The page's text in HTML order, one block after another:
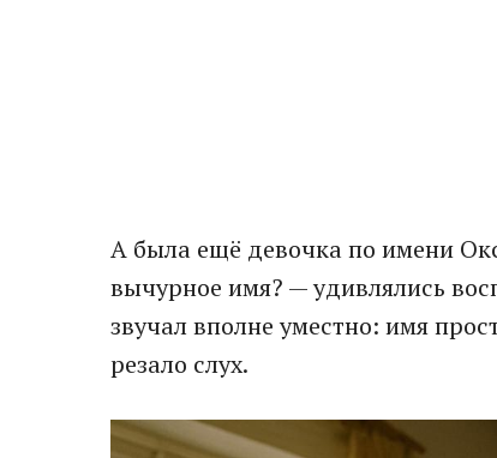
А была ещё девочка по имени
вычурное имя? — удивлялись
звучал вполне уместно: имя
резало слух.